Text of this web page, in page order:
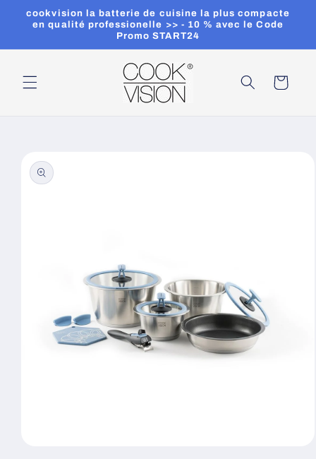
passer
au
cookvision la batterie de cuisine la plus compacte
en qualité professionelle >> - 10 % avec le Code
Promo START24
Panier
informations
produits